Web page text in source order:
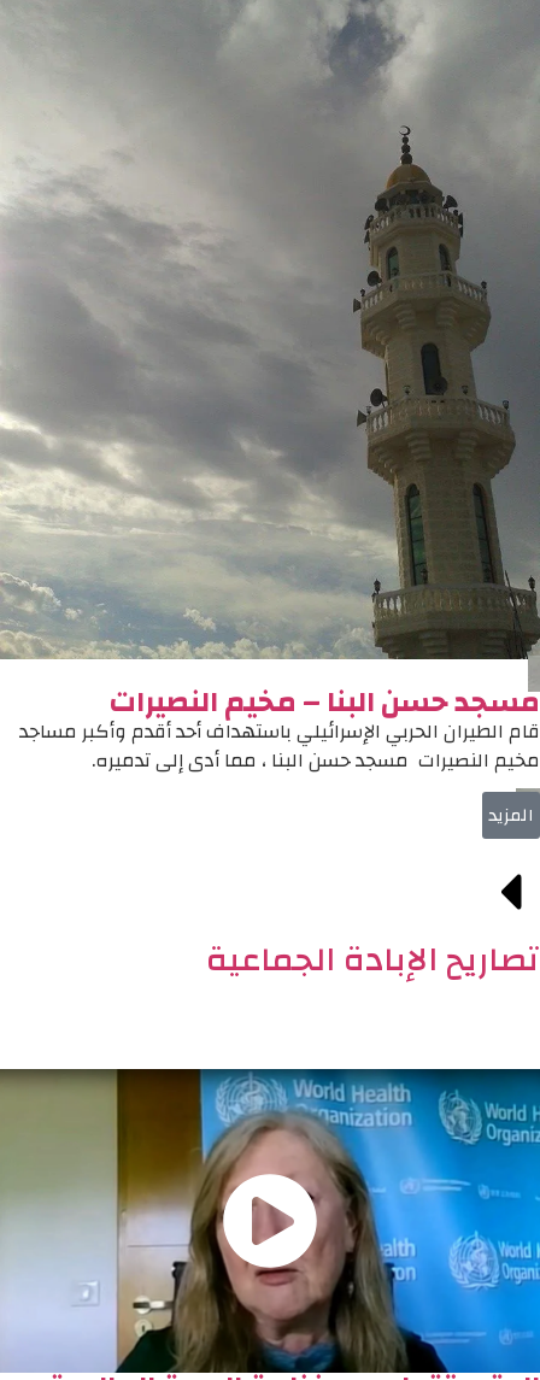
مسجد حسن البنا – مخيم النصيرات
قام الطيران الحربي الإسرائيلي باستهداف أحد أقدم وأكبر مساجد
مخيم النصيرات مسجد حسن البنا ، مما أدى إلى تدميره.
المزيد
تصاريح الإبادة الجماعية